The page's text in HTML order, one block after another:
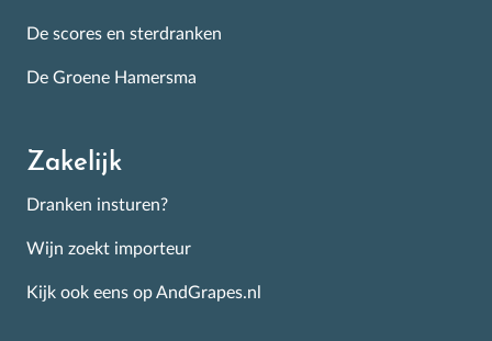
De scores en sterdranken
De Groene Hamersma
Zakelijk
Dranken insturen?
Wijn zoekt importeur
Kijk ook eens op AndGrapes.nl